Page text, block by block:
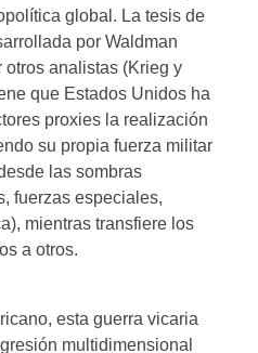
global. La tesis de
por Waldman
otros analistas (Krieg y
que Estados Unidos ha
proxies la realización
su propia fuerza militar
las sombras
fuerzas especiales,
mientras transfiere los
a otros.
esta guerra vicaria
multidimensional